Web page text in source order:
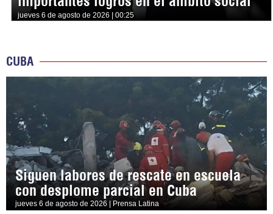
jueves 6 de agosto de 2026 | 00:25
CUBA
Siguen labores de rescate en escuela
con desplome parcial en Cuba
jueves 6 de agosto de 2026 | Prensa Latina